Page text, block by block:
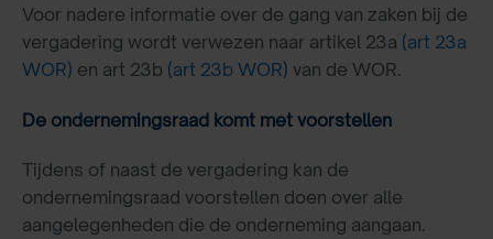
Voor nadere informatie over de gang van zaken bij de
vergadering wordt verwezen naar artikel 23a (art 23a
WOR) en art 23b (art 23b WOR) van de WOR.
De ondernemingsraad komt met voorstellen
Tijdens of naast de vergadering kan de
ondernemingsraad voorstellen doen over alle
aangelegenheden die de onderneming aangaan.